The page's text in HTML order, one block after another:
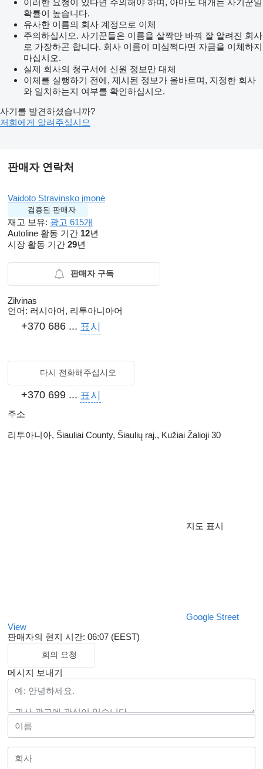
확률이 높습니다.
유사한 이름의 회사 계정으로 이체
주의하십시오. 사기꾼들은 이름을 살짝만 바꿔 잘 알려진 회사
로 가장하곤 합니다. 회사 이름이 미심쩍다면 자금을 이체하지
마십시오.
실제 회사의 청구서에 신원 정보만 대체
이체를 실행하기 전에, 제시된 정보가 올바르며, 지정한 회사
와 일치하는지 여부를 확인하십시오.
사기를 발견하셨습니까?
저희에게 알려주십시오
판매자 연락처
Vaidoto Stravinsko įmonė
검증된 판매자
재고 보유: 광고 615개
Autoline 활동 기간 12년
시장 활동 기간 29년
판매자 구독
Zilvinas
언어: 러시아어, 리투아니아어
+370 686 ... 표시
다시 전화해주십시오
+370 699 ... 표시
주소
리투아니아, Šiauliai County, Šiaulių raj., Kužiai Žalioji 30
지도 표시
Google Street
View
판매자의 현지 시간: 06:07 (EEST)
회의 요청
메시지 보내기